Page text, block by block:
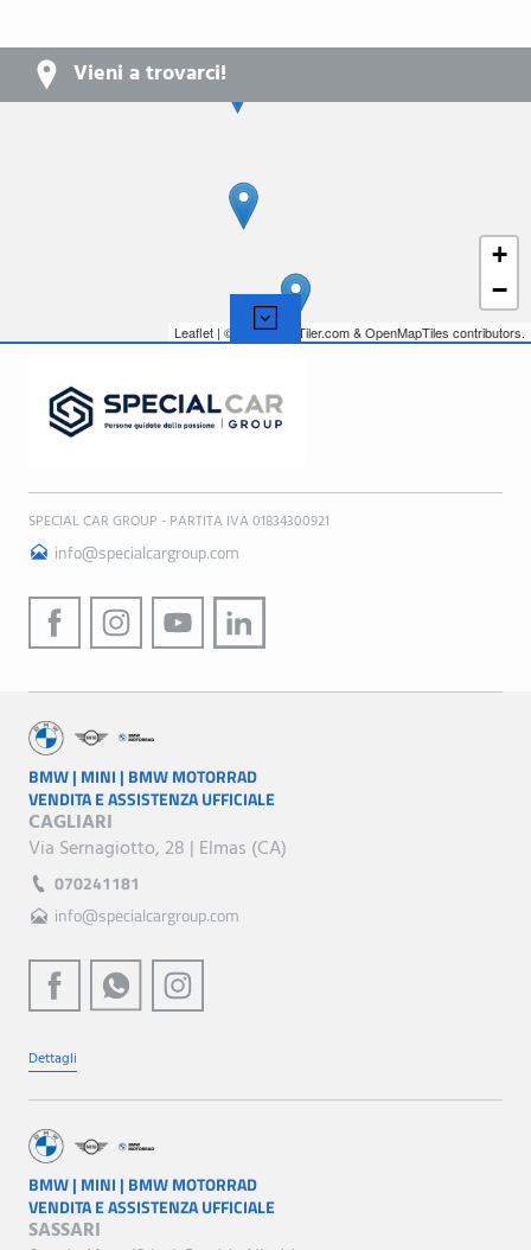
Vieni a trovarci!
+
−
Leaflet | © 2026,MapTiler.com&OpenMapTiles contributors.
SPECIAL CAR GROUP - PARTITA IVA 01834300921
info@specialcargroup.com
BMW | MINI | BMW MOTORRAD
VENDITA E ASSISTENZA UFFICIALE
CAGLIARI
Via Sernagiotto, 28 | Elmas (CA)
070241181
info@specialcargroup.com
Dettagli
BMW | MINI | BMW MOTORRAD
VENDITA E ASSISTENZA UFFICIALE
SASSARI